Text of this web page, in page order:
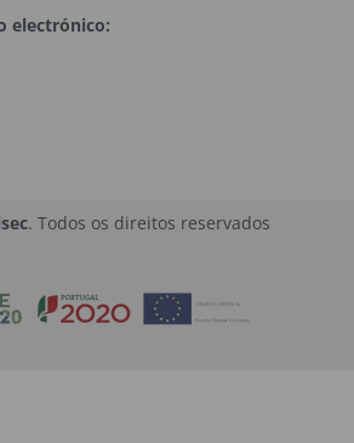
electrónico:
. Todos os direitos reservados